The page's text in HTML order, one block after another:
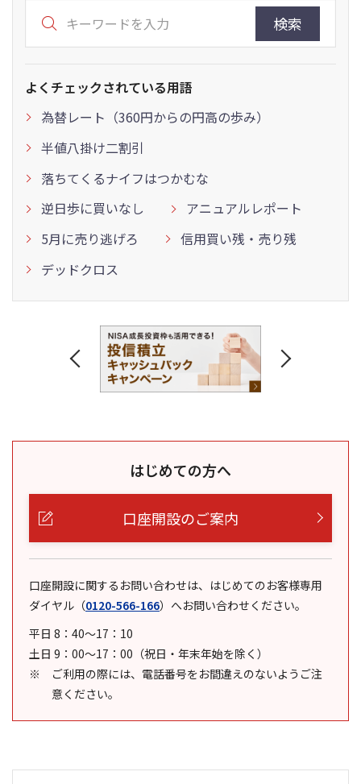
検索
よくチェックされている用語
為替レート（360円からの円高の歩み）
半値八掛け二割引
落ちてくるナイフはつかむな
逆日歩に買いなし
アニュアルレポート
5月に売り逃げろ
信用買い残・売り残
デッドクロス
はじめての方へ
口座開設のご案内
口座開設に関するお問い合わせは、はじめてのお客様専用
ダイヤル （0120-566-166） へお問い合わせください。
平日 8：40～17：10
土日 9：00～17：00（祝日・年末年始を除く）
ご利用の際には、電話番号をお間違えのないようご注
意ください。